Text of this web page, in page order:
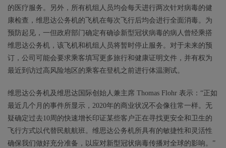
的医疗服务。另外，所有机组人员均会每天进行两次针对病毒的健
康检查，维思达公务机的飞机在每次飞行后均会进行全面消毒。为
预防起见，一但政府部门确定有确诊新型冠状病毒的病人曾经乘搭
维思达公务机，该飞机和机组人员将暂时停止服务。对于未来的预
订，公司可能会要求乘客填写更多旅行和健康证明文件，并有权为
最近到访过高风险地区的乘客在登机之前进行体温测试。
维思达公务机及维思达国际创始人兼主席 Thomas Flohr 表示：“正如
最近几个月的事件所显示，2020年的商业状况不会像往常一样。无
疑确定过去10周的快速增长印证某些客户正在寻找更安全和卫生的
飞行方式以代替民航航班。维思达公务机所具有的敏捷性和灵活性
确保我们做好充分准备，以应对新型冠状病毒传播对全球的影响。”